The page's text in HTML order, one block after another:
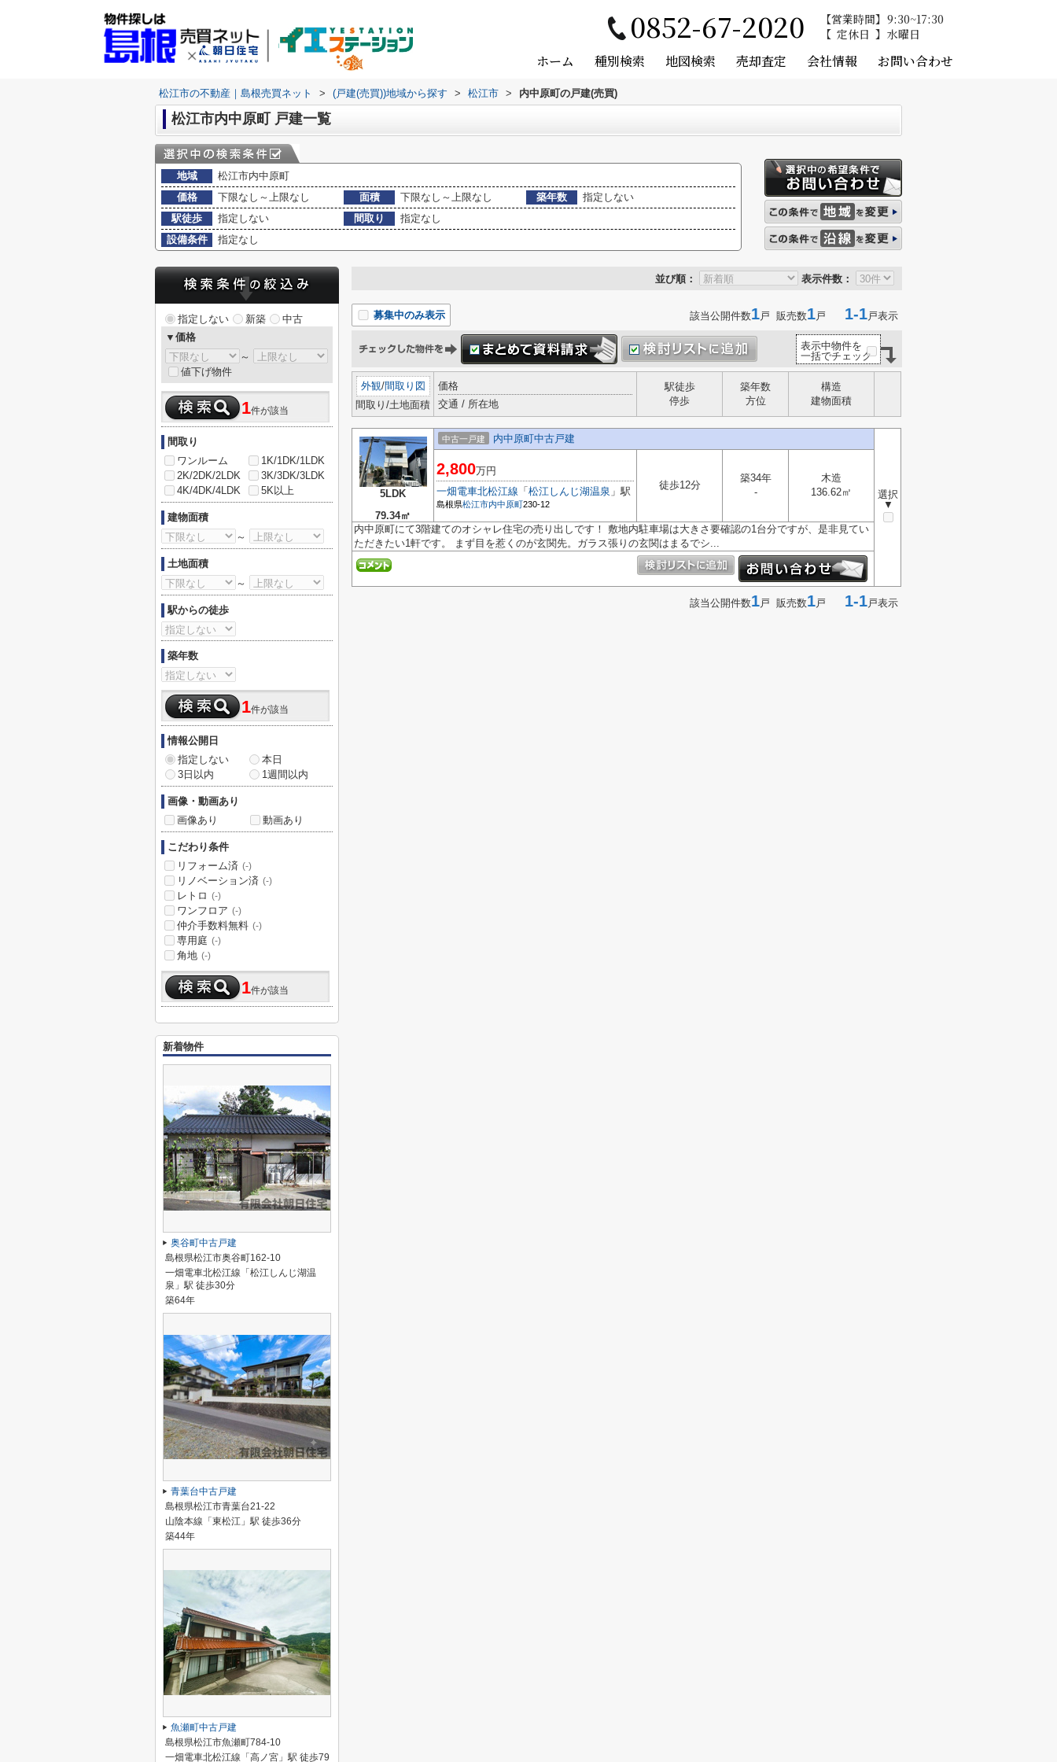
0852-67-2020 営業時間
9:30~17:30
定休日
水曜日
ホーム 種別検索 地図検索 売却査定 会社情報 お問い合わせ
松江市の不動産｜島根売買ネット > (戸建(売買))地域から探す > 松江市 > 内中原町の戸建(売買)
松江市内中原町 戸建一覧
地域
松江市内中原町
価格
下限なし～上限なし 面積 下限なし～上限なし 築年数
指定しない
駅徒歩
指定しない 間取り
指定なし
設備条件
指定なし
並び順： 表示件数：
募集中のみ表示 該当公開件数1戸 販売数1戸 1-1戸表示
表示中物件を
一括でチェック
外観/間取り図
間取り/土地面積
価格
交通 / 所在地
駅徒歩
停歩
築年数
方位
構造
建物面積
5LDK
79.34㎡
中古一戸建 内中原町中古戸建
選択
▼
2,800万円
一畑電車北松江線 「 松江しんじ湖温泉 」駅
島根県松江市内中原町230-12
徒歩12分
築34年
-
木造
136.62㎡
内中原町にて3階建てのオシャレ住宅の売り出しです！ 敷地内駐車場は大きさ要確認の1台分ですが、是非見てい
ただきたい1軒です。 まず目を惹くのが玄関先。ガラス張りの玄関はまるでシ...
該当公開件数1戸 販売数1戸 1-1戸表示
指定しない 新築
中古
▼価格
～
値下げ物件
1件が該当
間取り
ワンルーム
1K/1DK/1LDK
2K/2DK/2LDK
3K/3DK/3LDK
4K/4DK/4LDK
5K以上
建物面積
～
土地面積
～
駅からの徒歩
築年数
1件が該当
情報公開日
指定しない
本日
3日以内
1週間以内
画像・動画あり
画像あり
動画あり
こだわり条件
リフォーム済 (-)
リノベーション済 (-)
レトロ (-)
ワンフロア (-)
仲介手数料無料 (-)
専用庭 (-)
角地 (-)
1件が該当
新着物件
奥谷町中古戸建
島根県松江市奥谷町162-10
一畑電車北松江線「松江しんじ湖温
泉」駅 徒歩30分
築64年
青葉台中古戸建
島根県松江市青葉台21-22
山陰本線「東松江」駅 徒歩36分
築44年
魚瀬町中古戸建
島根県松江市魚瀬町784-10
一畑電車北松江線「高ノ宮」駅 徒歩79